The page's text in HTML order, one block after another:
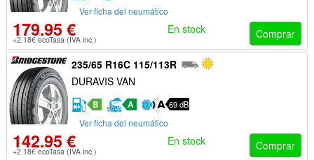
Ver ficha del neumático
179.95 €
+2.18€ ecoTasa (IVA inc.) Comprar
En stock
235/65 R16C 115/113R
DURAVIS VAN
B A 69 dB
Ver ficha del neumático
142.95 €
+2.18€ ecoTasa (IVA inc.) Comprar
En stock